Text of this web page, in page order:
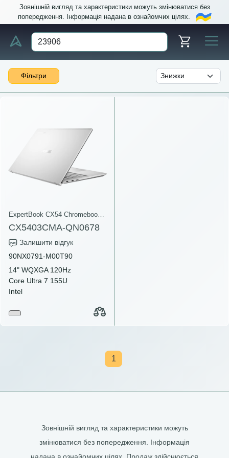
Зовнішній вигляд та характеристики можуть змінюватися без
попередження. Інформація надана в ознайомчих цілях.
Фільтри
CX5403CMA-QN0678
Залишити відгук
90NX0791-M00T90
14" WQXGA 120Hz
Core Ultra 7 155U
Intel
1
Зовнішній вигляд та характеристики можуть
змінюватися без попередження. Інформація